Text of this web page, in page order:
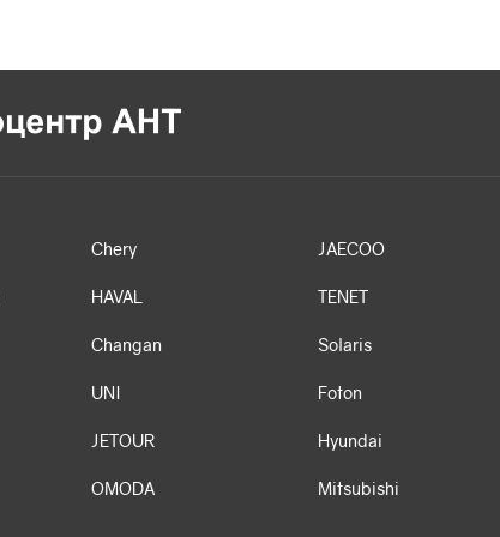
Chery
HAVAL
Changan
UNI
JETOUR
OMODA
JAECOO
TENET
Solaris
Foton
Hyundai
Mitsubishi